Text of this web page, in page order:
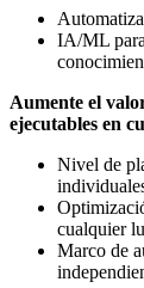
IA/ML
Aumente el
ejecutables en
Nivel de
cualquier
Marco de